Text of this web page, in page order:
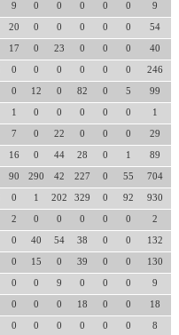
9 0 0 0 0 0 9
20 0 0 0 0 0 54
17 0 23 0 0 0 40
0 0 0 0 0 0 246
0 12 0 82 0 5 99
1 0 0 0 0 0 1
7 0 22 0 0 0 29
16 0 44 28 0 1 89
90 290 42 227 0 55 704
0 1 202 329 0 92 930
2 0 0 0 0 0 2
0 40 54 38 0 0 132
0 15 0 39 0 0 130
0 0 9 0 0 0 9
0 0 0 18 0 0 18
0 0 0 0 0 0 8